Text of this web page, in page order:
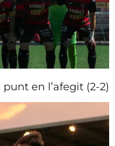
en l’afegit (2-2)